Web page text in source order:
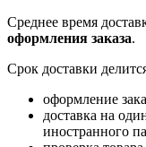
Среднее время
оформления заказа.
Срок доставки
оформление
доставка на
иностранного